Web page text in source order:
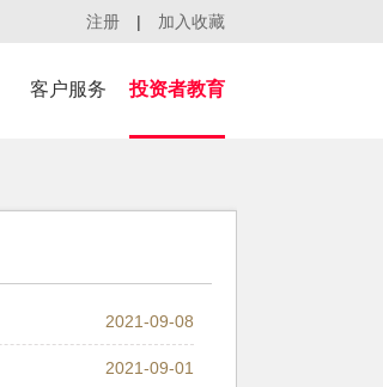
注册 | 加入收藏
客户服务 投资者教育
2021-09-08
2021-09-01